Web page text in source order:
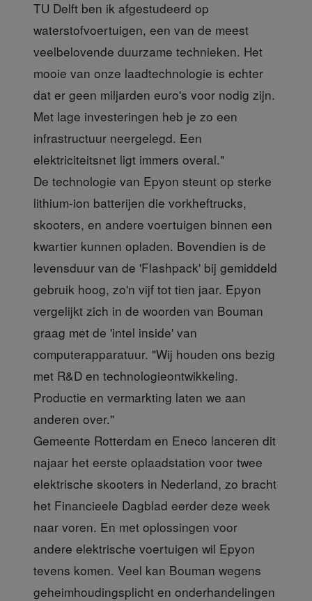
TU Delft ben ik afgestudeerd op
waterstofvoertuigen, een van de meest
veelbelovende duurzame technieken. Het
mooie van onze laadtechnologie is echter
dat er geen miljarden euro's voor nodig zijn.
Met lage investeringen heb je zo een
infrastructuur neergelegd. Een
elektriciteitsnet ligt immers overal."
De technologie van Epyon steunt op sterke
lithium-ion batterijen die vorkheftrucks,
skooters, en andere voertuigen binnen een
kwartier kunnen opladen. Bovendien is de
levensduur van de 'Flashpack' bij gemiddeld
gebruik hoog, zo'n vijf tot tien jaar. Epyon
vergelijkt zich in de woorden van Bouman
graag met de 'intel inside' van
computerapparatuur. "Wij houden ons bezig
met R&D en technologieontwikkeling.
Productie en vermarkting laten we aan
anderen over."
Gemeente Rotterdam en Eneco lanceren dit
najaar het eerste oplaadstation voor twee
elektrische skooters in Nederland, zo bracht
het Financieele Dagblad eerder deze week
naar voren. En met oplossingen voor
andere elektrische voertuigen wil Epyon
tevens komen. Veel kan Bouman wegens
geheimhoudingsplicht en onderhandelingen